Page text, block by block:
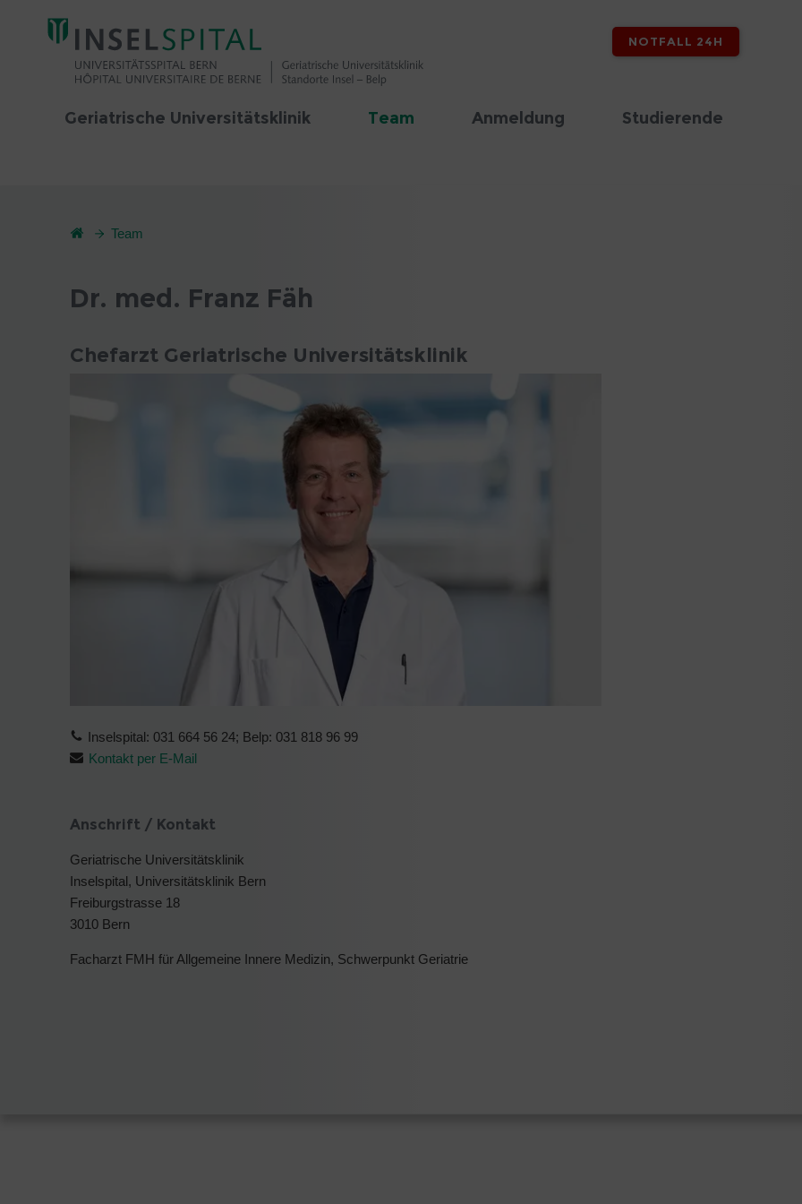
NOTFALL 24H
Geriatrische Universitätsklinik Team Anmeldung Studierende
Team
Dr. med. Franz Fäh
Chefarzt Geriatrische Universitätsklinik
Inselspital: 031 664 56 24; Belp: 031 818 96 99
Kontakt per E-Mail
Anschrift / Kontakt
Geriatrische Universitätsklinik
Inselspital, Universitätsklinik Bern
Freiburgstrasse 18
3010 Bern
Facharzt FMH für Allgemeine Innere Medizin, Schwerpunkt Geriatrie